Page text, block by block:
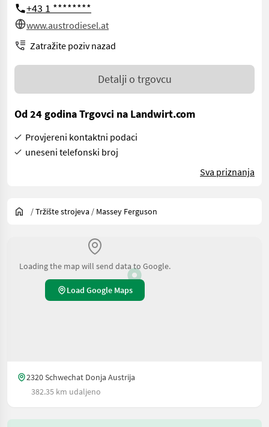
+43 1 ********
www.austrodiesel.at
Zatražite poziv nazad
Detalji o trgovcu
Od 24 godina Trgovci na Landwirt.com
Provjereni kontaktni podaci
uneseni telefonski broj
Sva priznanja
/Tržište strojeva / Massey Ferguson
Loading the map will send data to Google.
Load Google Maps
2320 Schwechat Donja Austrija
382.35 km udaljeno